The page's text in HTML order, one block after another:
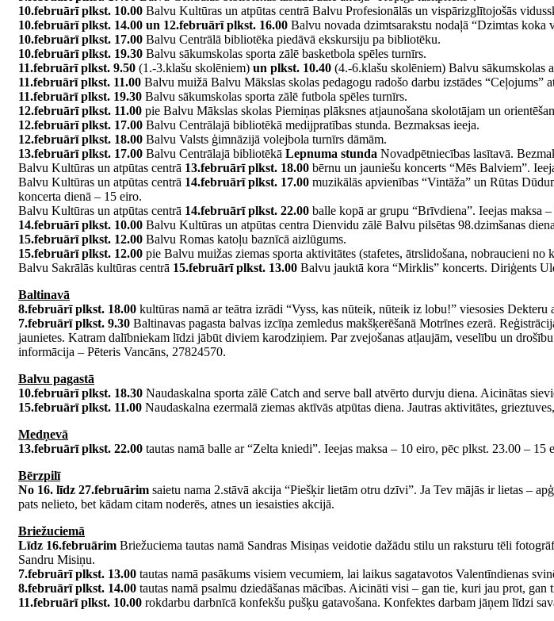
10.februārī plkst. 10.00 Balvu Kultūras un atpūtas centrā Balvu Profesionālās un vispārizglītojošās
10.februārī plkst. 14.00 un 12.februārī plkst. 16.00 Balvu novada dzimtsarakstu nodaļā “Dzimtas koka
10.februārī plkst. 17.00 Balvu Centrālā bibliotēka piedāvā ekskursiju pa bibliotēku.
10.februārī plkst. 19.30 Balvu sākumskolas sporta zālē basketbola spēles turnīrs.
11.februārī plkst. 9.50 (1.-3.klašu skolēniem) un plkst. 10.40 (4.-6.klašu skolēniem) Balvu sākumskolas
11.februārī plkst. 11.00 Balvu muižā Balvu Mākslas skolas pedagogu radošo darbu izstādes “Ceļojums”
11.februārī plkst. 19.30 Balvu sākumskolas sporta zālē futbola spēles turnīrs.
12.februārī plkst. 11.00 pie Balvu Mākslas skolas Piemiņas plāksnes atjaunošana skolotājam un
12.februārī plkst. 17.00 Balvu Centrālajā bibliotēkā medijpratības stunda. Bezmaksas ieeja.
12.februārī plkst. 18.00 Balvu Valsts ģimnāzijā volejbola turnīrs dāmām.
13.februārī plkst. 17.00 Balvu Centrālajā bibliotēkā Lepnuma stunda Novadpētniecības lasītavā.
Balvu Kultūras un atpūtas centrā 13.februārī plkst. 18.00 bērnu un jauniešu koncerts “Mēs Balviem”.
Balvu Kultūras un atpūtas centrā 14.februārī plkst. 17.00 muzikālās apvienības “Vintāža” un Rūtas
koncerta dienā – 15 eiro.
Balvu Kultūras un atpūtas centrā 14.februārī plkst. 22.00 balle kopā ar grupu “Brīvdiena”. Ieejas maksa
14.februārī plkst. 10.00 Balvu Kultūras un atpūtas centra Dienvidu zālē Balvu pilsētas 98.dzimšanas
15.februārī plkst. 12.00 Balvu Romas katoļu baznīcā aizlūgums.
15.februārī plkst. 12.00 pie Balvu muižas ziemas sporta aktivitātes (stafetes, ātrslidošana, nobraucieni no
Balvu Sakrālās kultūras centrā 15.februārī plkst. 13.00 Balvu jauktā kora “Mirklis” koncerts. Diriģents
Baltinavā
8.februārī plkst. 18.00 kultūras namā ar teātra izrādi “Vyss, kas nūteik, nūteik iz lobu!” viesosies Dekteru
7.februārī plkst. 9.30 Baltinavas pagasta balvas izcīņa zemledus makšķerēšanā Motrīnes ezerā.
jaunietes. Katram dalībniekam līdzi jābūt diviem karodziņiem. Par zvejošanas atļaujām, veselību un
informācija – Pēteris Vancāns, 27824570.
Balvu pagastā
10.februārī plkst. 18.30 Naudaskalna sporta zālē Catch and serve ball atvērto durvju diena. Aicinātas
15.februārī plkst. 11.00 Naudaskalna ezermalā ziemas aktīvās atpūtas diena. Jautras aktivitātes,
Medņevā
13.februārī plkst. 22.00 tautas namā balle ar “Zelta kniedi”. Ieejas maksa – 10 eiro, pēc plkst. 23.00 – 15
Bērzpilī
No 16. līdz 27.februārim saietu nama 2.stāvā akcija “Piešķir lietām otru dzīvi”. Ja Tev mājās ir lietas –
pats nelieto, bet kādam citam noderēs, atnes un iesaisties akcijā.
Briežuciemā
Līdz 16.februārim Briežuciema tautas namā Sandras Misiņas veidotie dažādu stilu un raksturu tēli
Sandru Misiņu.
7.februārī plkst. 13.00 tautas namā pasākums visiem vecumiem, lai laikus sagatavotos Valentīndienas
8.februārī plkst. 14.00 tautas namā psalmu dziedāšanas mācības. Aicināti visi – gan tie, kuri jau prot, gan
11.februārī plkst. 10.00 rokdarbu darbnīcā konfekšu pušķu gatavošana. Konfektes darbam jāņem līdzi